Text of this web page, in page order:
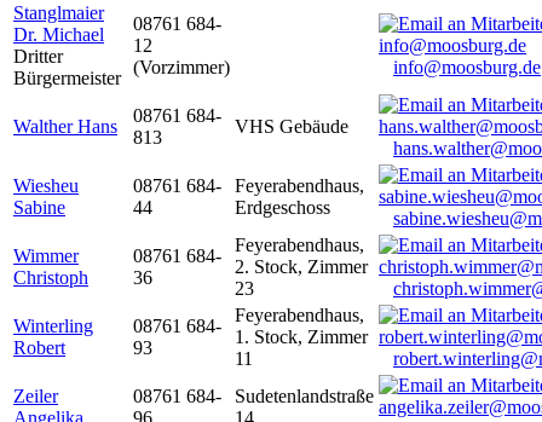
Stanglmaier
Dr. Michael
Dritter
Bürgermeister
08761 684-
12
(Vorzimmer)
info@moosburg.de
Walther Hans
08761 684-
813
VHS Gebäude
Wiesheu
Sabine
08761 684-
44
Feyerabendhaus,
Erdgeschoss
Wimmer
Christoph
08761 684-
36
Feyerabendhaus,
2. Stock, Zimmer
23
Winterling
Robert
08761 684-
93
Feyerabendhaus,
1. Stock, Zimmer
11
Zeiler
Angelika
08761 684-
96
Sudetenlandstraße
14